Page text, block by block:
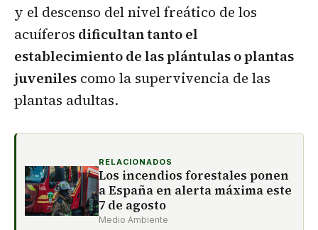
y el descenso del nivel freático de los
acuíferos dificultan tanto el
establecimiento de las plántulas o plantas
juveniles como la supervivencia de las
plantas adultas.
RELACIONADOS
Los incendios forestales ponen
a España en alerta máxima este
7 de agosto
Medio Ambiente